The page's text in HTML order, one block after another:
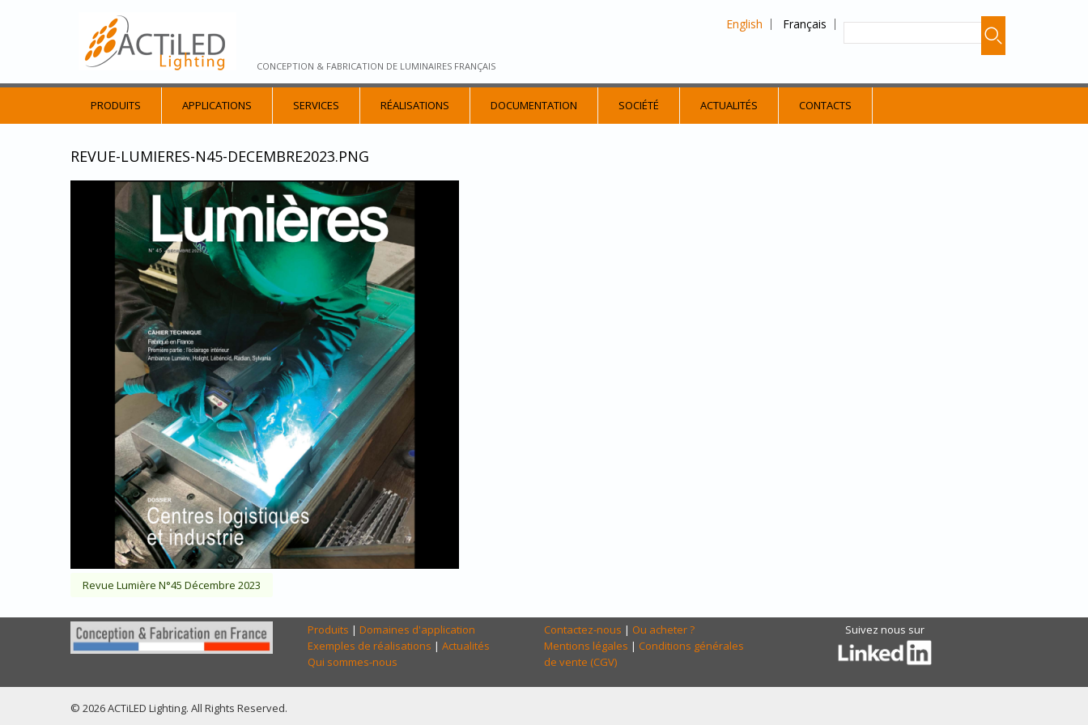
CONCEPTION & FABRICATION DE LUMINAIRES FRANÇAIS
English Français
PRODUITS APPLICATIONS SERVICES RÉALISATIONS DOCUMENTATION SOCIÉTÉ ACTUALITÉS CONTACTS
REVUE-LUMIERES-N45-DECEMBRE2023.PNG
Revue Lumière N°45 Décembre 2023
Produits | Domaines d'application
Exemples de réalisations | Actualités
Qui sommes-nous
Contactez-nous | Ou acheter ?
Mentions légales | Conditions générales
de vente (CGV)
Suivez nous sur
© 2026 ACTiLED Lighting. All Rights Reserved.